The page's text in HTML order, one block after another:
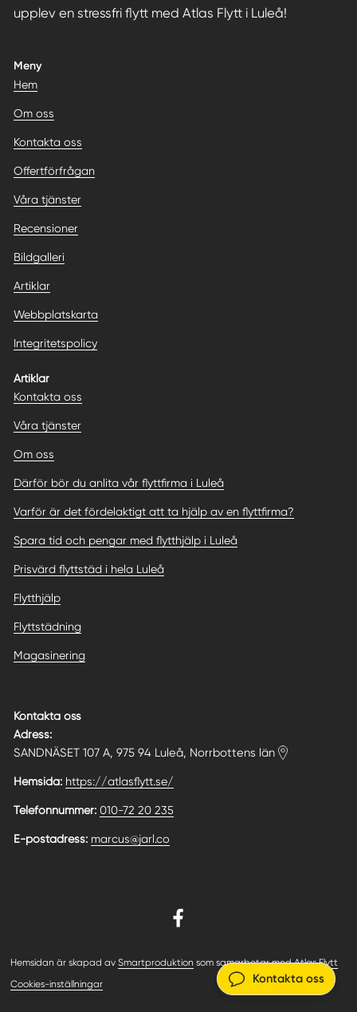
upplev en stressfri flytt med Atlas Flytt i Luleå!
Meny
Hem
Om oss
Kontakta oss
Offertförfrågan
Våra tjänster
Recensioner
Bildgalleri
Artiklar
Webbplatskarta
Integritetspolicy
Artiklar
Kontakta oss
Våra tjänster
Om oss
Därför bör du anlita vår flyttfirma i Luleå
Varför är det fördelaktigt att ta hjälp av en flyttfirma?
Spara tid och pengar med flytthjälp i Luleå
Prisvärd flyttstäd i hela Luleå
Flytthjälp
Flyttstädning
Magasinering
Kontakta oss
Adress:
SANDNÄSET 107 A, 975 94 Luleå, Norrbottens län
Hemsida: https://atlasflytt.se/
Telefonnummer: 010-72 20 235
E-postadress: marcus@jarl.co
Hemsidan är skapad avSmartproduktion som samarbetar medAtlas Flytt
Cookies-inställningar
Kontakta oss